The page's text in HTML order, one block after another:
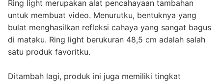
Ring light merupakan alat pencahayaan tambahan
untuk membuat video. Menurutku, bentuknya yang
bulat menghasilkan refleksi cahaya yang sangat bagus
di mataku. Ring light berukuran 48,5 cm adalah salah
satu produk favoritku.
Ditambah lagi, produk ini juga memiliki tingkat